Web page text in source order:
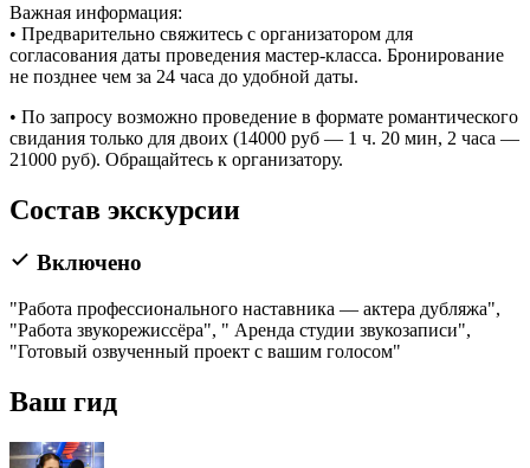
Важная информация:
• Предварительно свяжитесь с организатором для
согласования даты проведения мастер-класса. Бронирование
не позднее чем за 24 часа до удобной даты.
• По запросу возможно проведение в формате романтического
свидания только для двоих (14000 руб — 1 ч. 20 мин, 2 часа —
21000 руб). Обращайтесь к организатору.
Состав экскурсии
Включено
"Работа профессионального наставника — актера дубляжа",
"Работа звукорежиссёра", " Аренда студии звукозаписи",
"Готовый озвученный проект с вашим голосом"
Ваш гид